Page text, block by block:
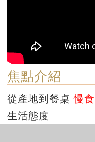
焦點介紹
從產地到餐桌慢食
生活態度